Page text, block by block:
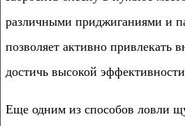
различными приджиганиями и
позволяет активно привлекать
достичь высокой
Еще одним из способов ловли